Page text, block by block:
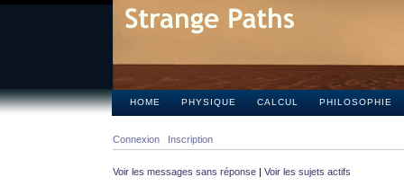
HOME PHYSIQUE CALCUL PHILOSOPHIE
Connexion Inscription
Voir les messages sans réponse | Voir les sujets actifs